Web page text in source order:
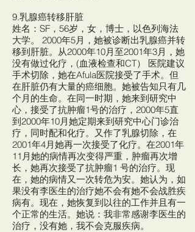
9.乳腺癌转移肝脏
姓名：SF，56岁，女，博士，以色列海法
大学。 2000年5月，她被诊断出乳腺癌并转
移到肝脏。从2000年10月至2001年3月，她
没有做过化疗，(血液检查和CT） 医院建议
手术切除，她在Afula医院接受了手术。但
在肝脏仍有大量的癌细胞。她被告知只有几
个月的生命。在同一时期，她来到研究中
心，接受了抗肿瘤1号的治疗，2000年5直
到2000年10月她定期来到研究中心门诊治
疗，同时配和化疗。又作了乳腺切除，在
2001年4月她再一次接受了化疗。在2001年
11月她的病情再次变得严重，肿瘤再次增
长，她再次接受了抗肿瘤1 号的治疗。现
在，她的病情又一次转危为安。她认为，如
果没有李医生的治疗她不会有她不会战胜疾
病有。现在，她恢复到以往的工作并且有一
个正常的生活。她说：我非常感谢李医生的
治疗，没有她，我不会克服疾病。